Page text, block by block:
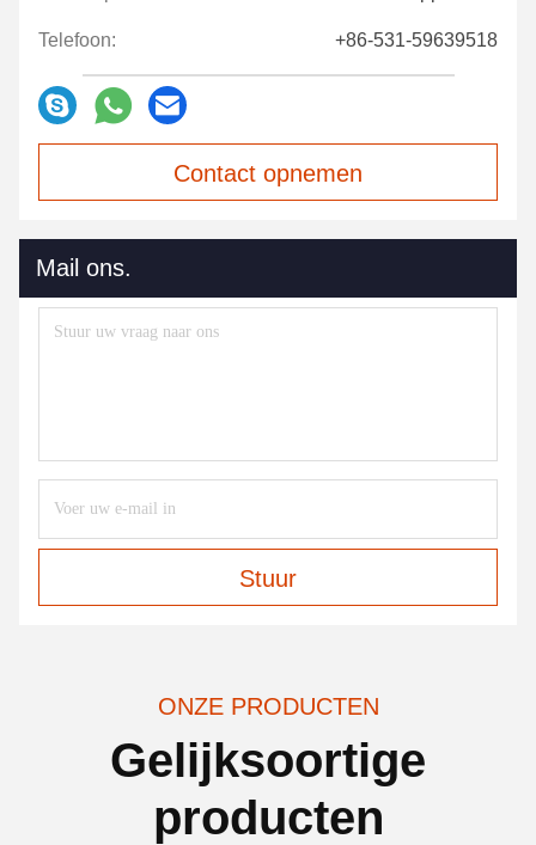
Telefoon: +86-531-59639518
Contact opnemen
Mail ons.
Stuur
ONZE PRODUCTEN
Gelijksoortige
producten